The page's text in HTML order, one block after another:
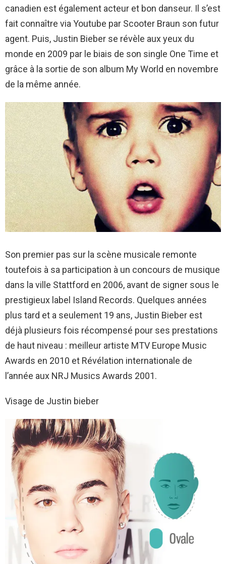
canadien est également acteur et bon danseur. Il s’est
fait connaître via Youtube par Scooter Braun son futur
agent. Puis, Justin Bieber se révèle aux yeux du
monde en 2009 par le biais de son single One Time et
grâce à la sortie de son album My World en novembre
de la même année.
Son premier pas sur la scène musicale remonte
toutefois à sa participation à un concours de musique
dans la ville Stattford en 2006, avant de signer sous le
prestigieux label Island Records. Quelques années
plus tard et a seulement 19 ans, Justin Bieber est
déjà plusieurs fois récompensé pour ses prestations
de haut niveau : meilleur artiste MTV Europe Music
Awards en 2010 et Révélation internationale de
l’année aux NRJ Musics Awards 2001.
Visage de Justin bieber